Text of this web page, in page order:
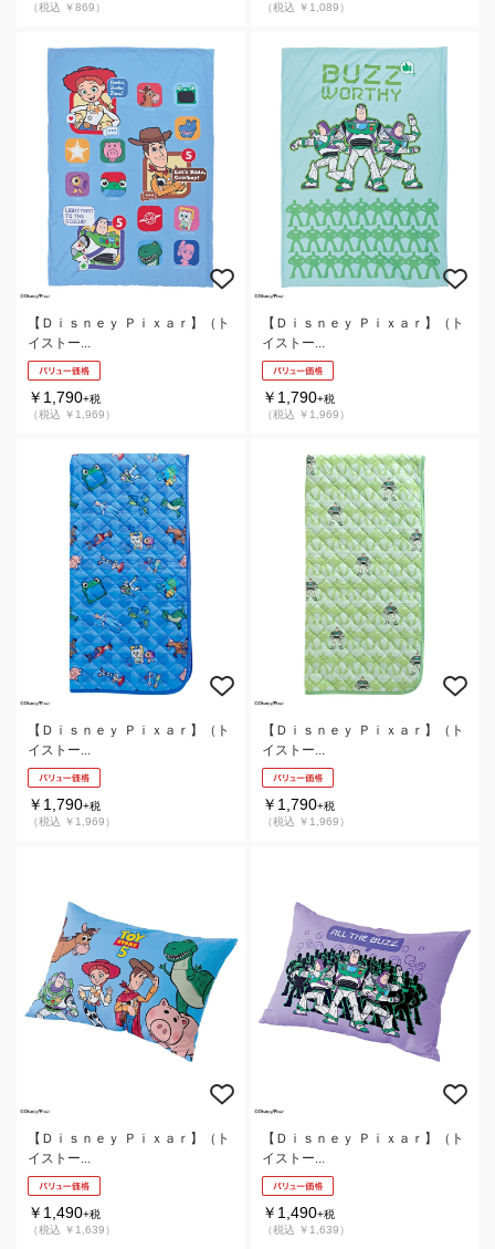
（税込 ￥869） （税込 ￥1,089）
【Ｄｉｓｎｅｙ Ｐｉｘａｒ】（ト
イストー...
￥1,790+税
（税込 ￥1,969）
【Ｄｉｓｎｅｙ Ｐｉｘａｒ】（ト
イストー...
￥1,790+税
（税込 ￥1,969）
【Ｄｉｓｎｅｙ Ｐｉｘａｒ】（ト
イストー...
￥1,790+税
（税込 ￥1,969）
【Ｄｉｓｎｅｙ Ｐｉｘａｒ】（ト
イストー...
￥1,790+税
（税込 ￥1,969）
【Ｄｉｓｎｅｙ Ｐｉｘａｒ】（ト
イストー...
￥1,490+税
（税込 ￥1,639）
【Ｄｉｓｎｅｙ Ｐｉｘａｒ】（ト
イストー...
￥1,490+税
（税込 ￥1,639）